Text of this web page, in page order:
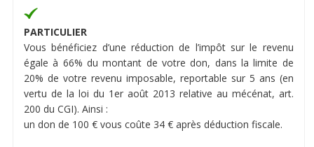
PARTICULIER
Vous bénéficiez d’une réduction de l’impôt sur le revenu
égale à 66% du montant de votre don, dans la limite de
20% de votre revenu imposable, reportable sur 5 ans (en
vertu de la loi du 1er août 2013 relative au mécénat, art.
200 du CGI). Ainsi :
un don de 100 € vous coûte 34 € après déduction fiscale.